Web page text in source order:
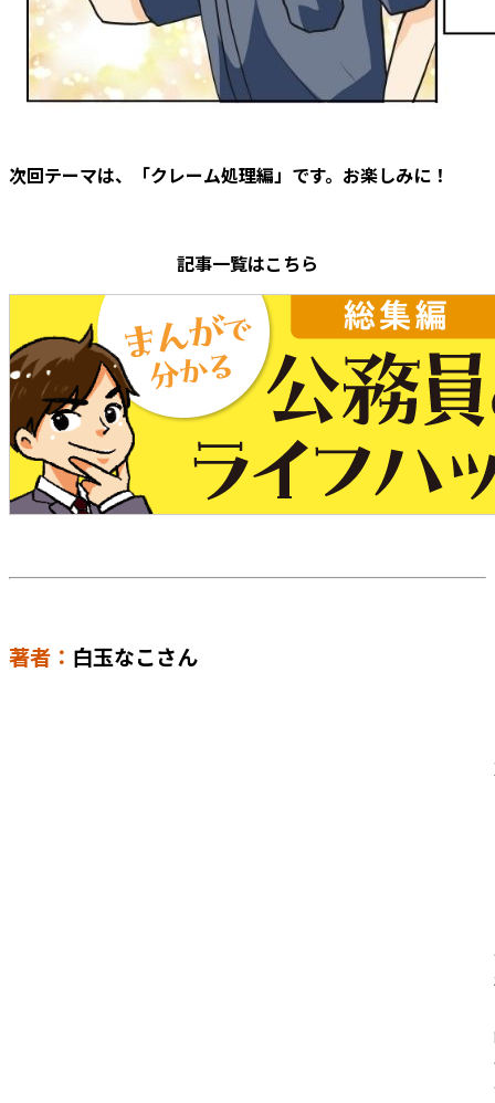
次回テーマは、「クレーム処理編」です。お楽しみに！
記事一覧はこちら
著者： 白玉なこさん